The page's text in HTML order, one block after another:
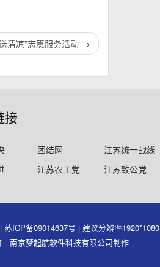
清凉”志愿服务活动 →
接
团结网 江苏统一战线
江苏农工党 江苏致公党
苏ICP备09014637号 | 建议分辨率1920*1080
南京梦起航软件科技有限公司制作